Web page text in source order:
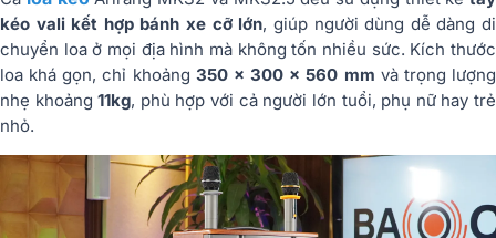
kéo vali kết hợp bánh xe cỡ lớn, giúp người dùng dễ dàng di
chuyển loa ở mọi địa hình mà không tốn nhiều sức. Kích thước
loa khá gọn, chỉ khoảng 350 × 300 × 560 mm và trọng lượng
nhẹ khoảng11kg, phù hợp với cả người lớn tuổi, phụ nữ hay trẻ
nhỏ.